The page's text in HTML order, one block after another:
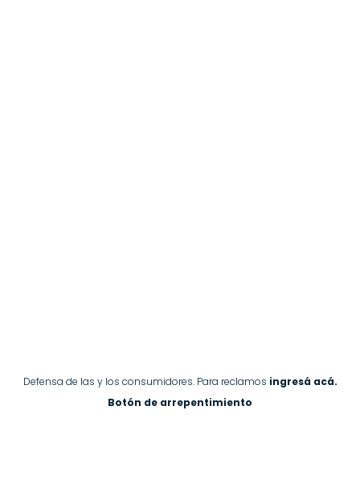
Defensa de las y los consumidores. Para reclamos ingresá acá.
Botón de arrepentimiento